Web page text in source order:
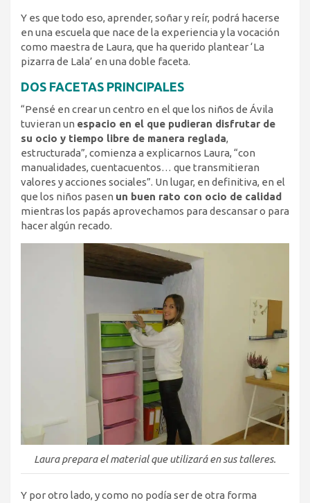
Y es que todo eso, aprender, soñar y reír, podrá hacerse
en una escuela que nace de la experiencia y la vocación
como maestra de Laura, que ha querido plantear ‘La
pizarra de Lala’ en una doble faceta.
DOS FACETAS PRINCIPALES
“Pensé en crear un centro en el que los niños de Ávila
tuvieran un espacio en el que pudieran disfrutar de
su ocio y tiempo libre de manera reglada,
estructurada”, comienza a explicarnos Laura, “con
manualidades, cuentacuentos… que transmitieran
valores y acciones sociales”. Un lugar, en definitiva, en el
que los niños pasen un buen rato con ocio de calidad
mientras los papás aprovechamos para descansar o para
hacer algún recado.
Laura prepara el material que utilizará en sus talleres.
Y por otro lado, y como no podía ser de otra forma